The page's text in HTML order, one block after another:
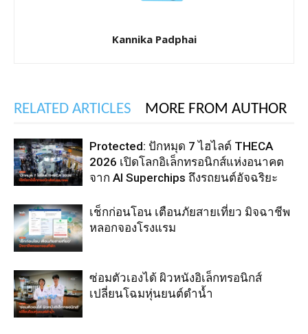
Kannika Padphai
RELATED ARTICLES MORE FROM AUTHOR
Protected: ปักหมุด 7 ไฮไลต์ THECA
2026 เปิดโลกอิเล็กทรอนิกส์แห่งอนาคต
จาก AI Superchips ถึงรถยนต์อัจฉริยะ
เช็กก่อนโอน เตือนภัยสายเที่ยว มิจฉาชีพ
หลอกจองโรงแรม
ซ่อมตัวเองได้ ผิวหนังอิเล็กทรอนิกส์
เปลี่ยนโฉมหุ่นยนต์ดำน้ำ